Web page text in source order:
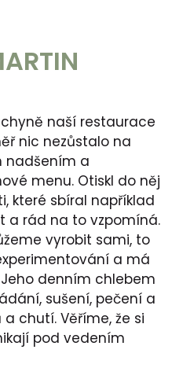
naší restaurace
nic nezůstalo na
nadšením a
menu. Otiskl do něj
které sbíral například
a rád na to vzpomíná.
vyrobit sami, to
a má
denním chlebem
sušení, pečení a
chutí. Věříme, že si
pod vedením